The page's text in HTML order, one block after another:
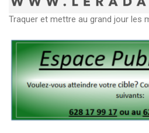
Traquer et mettre au grand jour les